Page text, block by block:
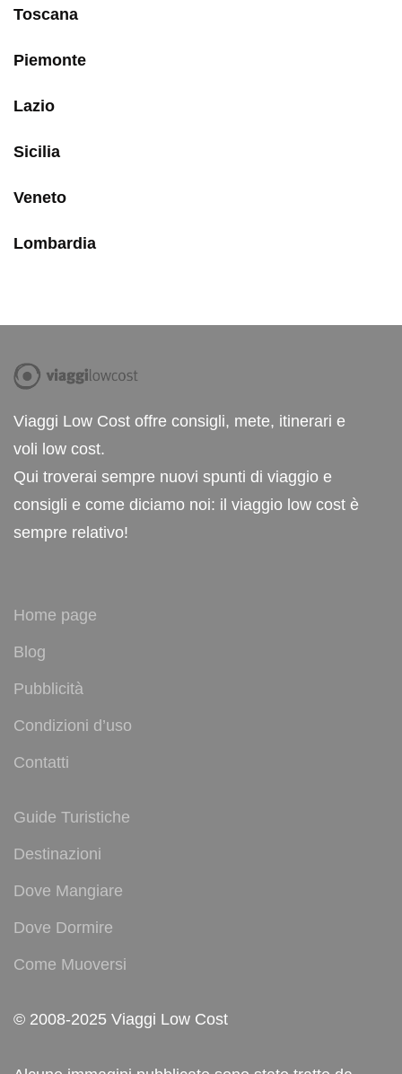
Toscana
Piemonte
Lazio
Sicilia
Veneto
Lombardia
Viaggi Low Cost offre consigli, mete, itinerari e
voli low cost.
Qui troverai sempre nuovi spunti di viaggio e
consigli e come diciamo noi: il viaggio low cost è
sempre relativo!
Home page
Blog
Pubblicità
Condizioni d’uso
Contatti
Guide Turistiche
Destinazioni
Dove Mangiare
Dove Dormire
Come Muoversi
© 2008-2025 Viaggi Low Cost